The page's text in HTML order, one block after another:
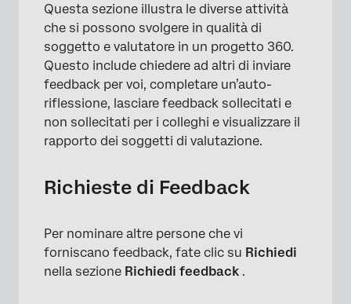
Questa sezione illustra le diverse attività
che si possono svolgere in qualità di
soggetto e valutatore in un progetto 360.
Questo include chiedere ad altri di inviare
feedback per voi, completare un’auto-
riflessione, lasciare feedback sollecitati e
non sollecitati per i colleghi e visualizzare il
rapporto dei soggetti di valutazione.
Richieste di Feedback
Per nominare altre persone che vi
forniscano feedback, fate clic su Richiedi
nella sezione Richiedi feedback .